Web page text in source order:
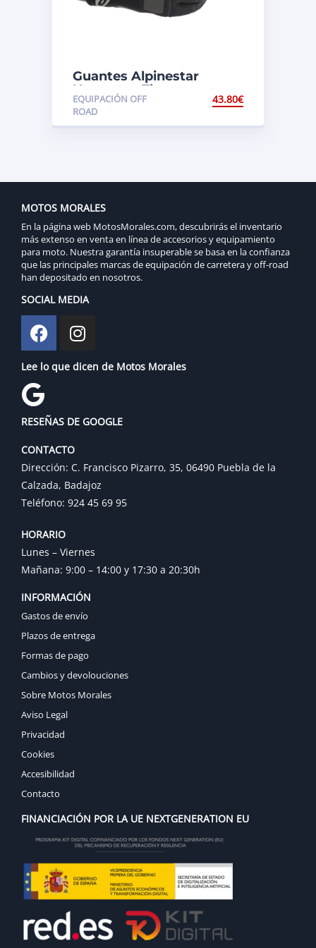
Guantes Alpinestar
Neopreno Therm
Negro/Gris
EQUIPACIÓN OFF
ROAD
43.80€
MOTOS MORALES
En la página web MotosMorales.com, descubrirás el inventario
más extenso en venta en línea de accesorios y equipamiento
para moto. Nuestra garantía insuperable se basa en la confianza
que las principales marcas de equipación de carretera y off-road
han depositado en nosotros.
SOCIAL MEDIA
Lee lo que dicen de Motos Morales
RESEÑAS DE GOOGLE
CONTACTO
Dirección: C. Francisco Pizarro, 35, 06490 Puebla de la
Calzada, Badajoz
Teléfono: 924 45 69 95
HORARIO
Lunes – Viernes
Mañana: 9:00 – 14:00 y 17:30 a 20:30h
INFORMACIÓN
Gastos de envío
Plazos de entrega
Formas de pago
Cambios y devolouciones
Sobre Motos Morales
Aviso Legal
Privacidad
Cookies
Accesibilidad
Contacto
FINANCIACIÓN POR LA UE NEXTGENERATION EU